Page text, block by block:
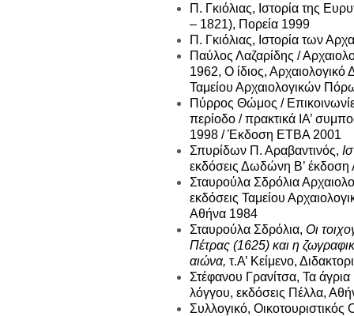
Π. Γκιόλιας, Ιστορία της
– 1821), Πορεία 1999
Π. Γκιόλιας, Ιστορία των
Παύλος Λαζαρίδης /
1962, Ο ίδιος, Αρχαιολογικό
Ταμείου Αρχαιολογικών
Πύρρος Θώμος /
περίοδο / πρακτικά ΙΑ’
1998 / Έκδοση ΕΤΒΑ 2001
Σπυρίδων Π. Αραβαντινός,
εκδόσεις Δωδώνη Β’
Σταυρούλα Σδρόλια
εκδόσεις Ταμείου
Αθήνα 1984
Σταυρούλα Σδρόλια, Οι
Πέτρας (1625) και η
αιώνα, τ.Α’ Κείμενο,
Στέφανου Γρανίτσα, Τα
λόγγου, εκδόσεις Πέλλα,
Συλλογικό,